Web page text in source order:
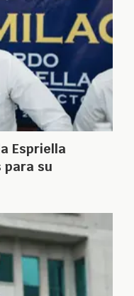
Espriella
para su